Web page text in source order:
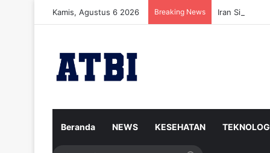
Kamis, Agustus 6 2026 Breaking News Iran Siap
Beranda NEWS KESEHATAN